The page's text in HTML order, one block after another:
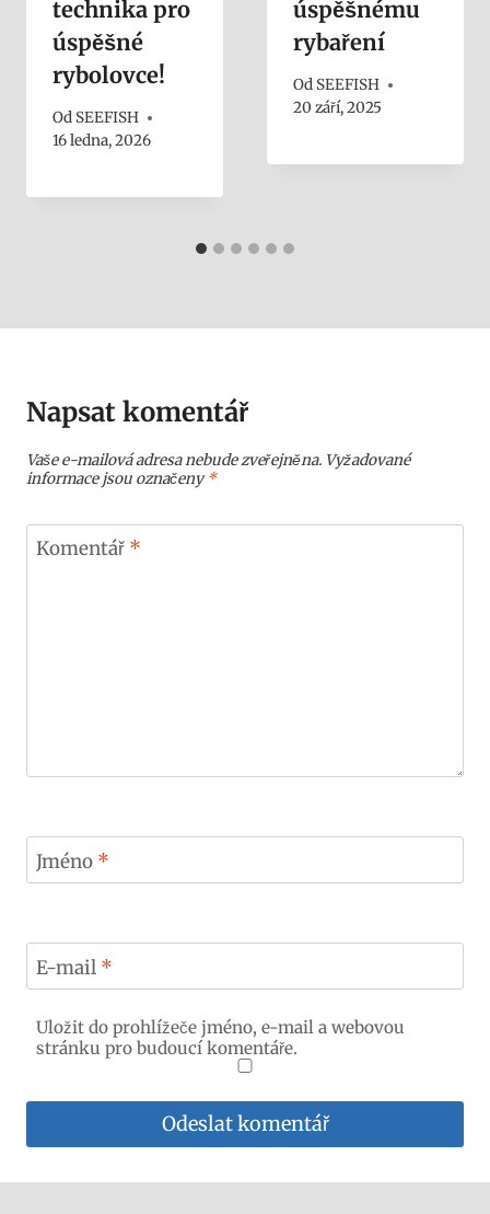
technika pro
úspěšné
rybolovce!
Od SEEFISH
16 ledna, 2026
úspěšnému
rybaření
Od SEEFISH
20 září, 2025
Napsat komentář
Vaše e-mailová adresa nebude zveřejněna. Vyžadované
informace jsou označeny*
Komentář *
Jméno *
E-mail *
Uložit do prohlížeče jméno, e-mail a webovou
stránku pro budoucí komentáře.